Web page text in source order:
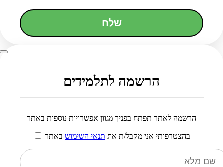
שלח
הרשמה לתלמידים
הרשמה לאתר תפתח בפניך מגוון אפשרויות נוספות באתר
בהצטרפותי אני מקבל/ת את תנאי השימוש באתר